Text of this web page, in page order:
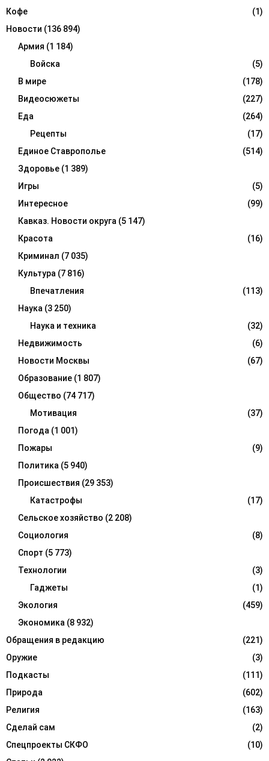
Кофе
(1)
Новости (136 894)
Армия (1 184)
Войска
(5)
В мире
(178)
Видеосюжеты
(227)
Еда
(264)
Рецепты
(17)
Единое Ставрополье
(514)
Здоровье (1 389)
Игры
(5)
Интересное
(99)
Кавказ. Новости округа (5 147)
Красота
(16)
Криминал (7 035)
Культура (7 816)
Впечатления
(113)
Наука (3 250)
Наука и техника
(32)
Недвижимость
(6)
Новости Москвы
(67)
Образование (1 807)
Общество (74 717)
Мотивация
(37)
Погода (1 001)
Пожары
(9)
Политика (5 940)
Происшествия (29 353)
Катастрофы
(17)
Сельское хозяйство (2 208)
Социология
(8)
Спорт (5 773)
Технологии
(3)
Гаджеты
(1)
Экология
(459)
Экономика (8 932)
Обращения в редакцию
(221)
Оружие
(3)
Подкасты
(111)
Природа
(602)
Религия
(163)
Сделай сам
(2)
Спецпроекты СКФО
(10)